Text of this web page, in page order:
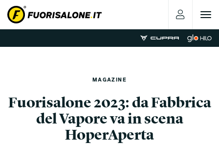
Toggle
MAGAZINE
Fuorisalone 2023: da Fabbrica
del Vapore va in scena
HoperAperta